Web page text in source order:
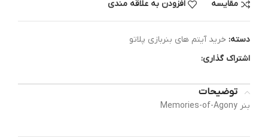
مقایسه افزودن به علاقه مندی
دسته: خرید آیتم های بنربازی پلاتو
اشتراک گذاری:
توضیحات
بنر Memories-of-Agony